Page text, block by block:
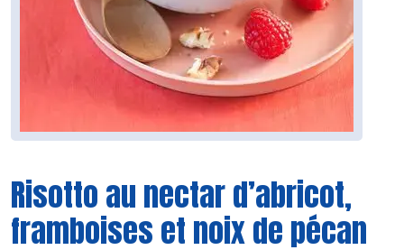
Risotto au nectar d’abricot,
framboises et noix de pécan